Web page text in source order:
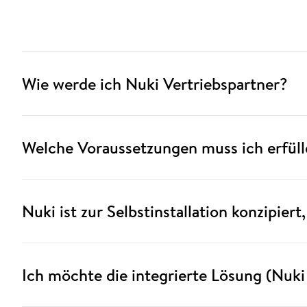
Wie werde ich Nuki Vertriebspartner?
Welche Voraussetzungen muss ich
Nuki ist zur Selbstinstallation
Ich möchte die integrierte Lösung